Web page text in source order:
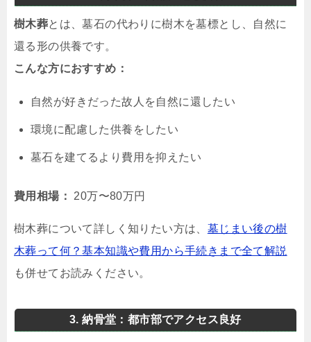
樹木葬とは、墓石の代わりに樹木を墓標とし、自然に
還る形の供養です。
こんな方におすすめ：
自然が好きだった故人を自然に還したい
環境に配慮した供養をしたい
墓石を建てるより費用を抑えたい
費用相場： 20万〜80万円
樹木葬について詳しく知りたい方は、 墓じまい後の樹
木葬って何？基本知識や費用から手続きまで全て解説
も併せてお読みください。
3. 納骨堂：都市部でアクセス良好